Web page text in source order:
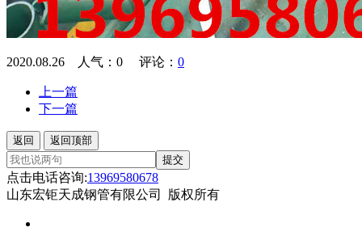
2020.08.26 人气： 0 评论： 0
上一篇
下一篇
返回
返回顶部
提交
点击电话咨询:13969580678
山东宏钜天成钢管有限公司 版权所有